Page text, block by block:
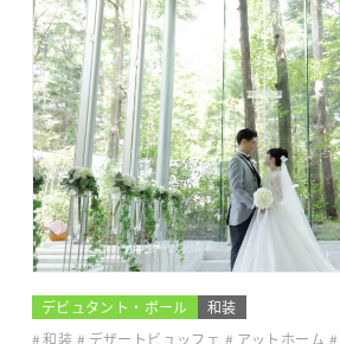
デビュタント・ボール
和装
和装
デザートビュッフェ アットホーム